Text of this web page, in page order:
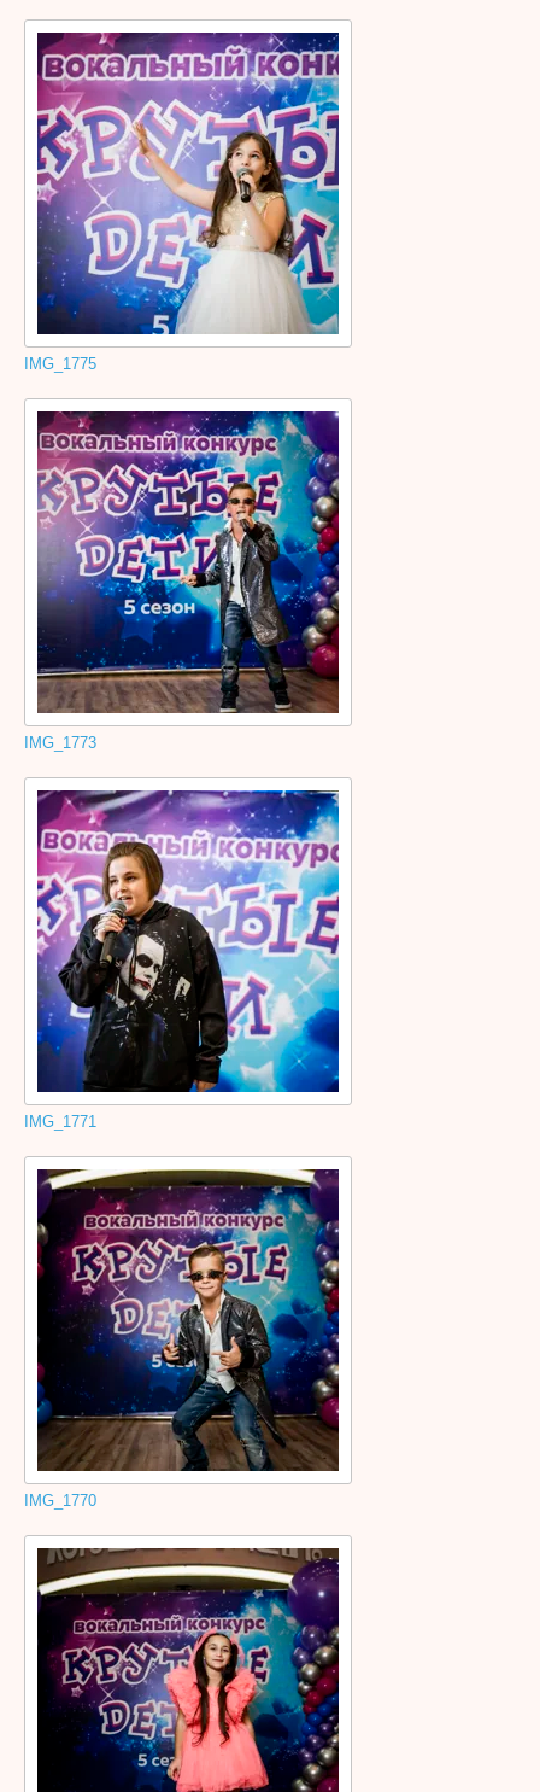
IMG_1775
IMG_1773
IMG_1771
IMG_1770